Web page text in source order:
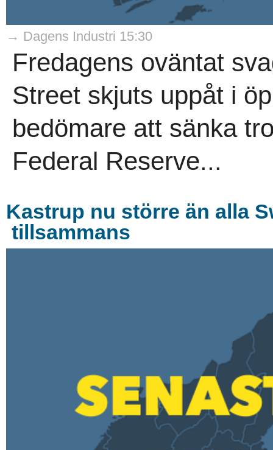
→ Dagens Industri 15:30
Fredagens oväntat
Street skjuts uppåt i
bedömare att sänka
Federal Reserve...
Kastrup nu större än alla
tillsammans